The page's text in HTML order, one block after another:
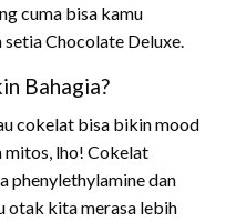
cuma bisa kamu
Chocolate Deluxe.
Bahagia?
cokelat bisa bikin mood
mitos, lho! Cokelat
phenylethylamine dan
otak kita merasa lebih